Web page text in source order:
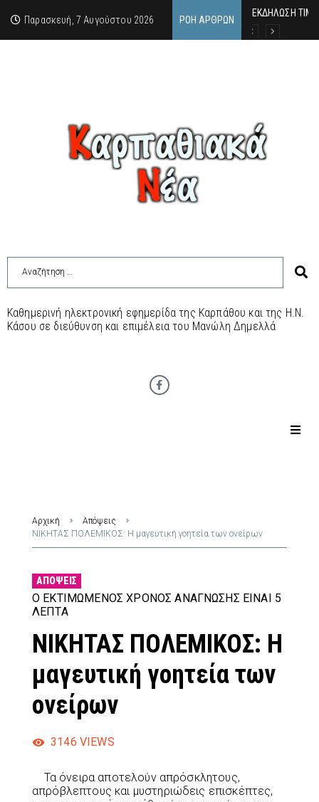
Παρασκευή, 7 Αυγούστου 2026 ΡΟΉ ΆΡΘΡΩΝ
ΕΚΔΗΛΩΣΗ
Κάθε
Οι δύο όψεις
Καθημερινή ηλεκτρονική εφημερίδα της Καρπάθου και της Η.Ν.
Κάσου σε διεύθυνση και επιμέλεια του Μανώλη Δημελλά
Αρχική
Απόψεις
ΝΙΚΗΤΑΣ ΠΟΛΕΜΙΚΟΣ: Η μαγευτική γοητεία των ονείρων
ΑΠΌΨΕΙΣ
Ο ΕΚΤΙΜΏΜΕΝΟΣ ΧΡΌΝΟΣ ΑΝΆΓΝΩΣΗΣ ΕΊΝΑΙ 5
ΛΕΠΤΆ
ΝΙΚΗΤΑΣ ΠΟΛΕΜΙΚΟΣ: Η
μαγευτική γοητεία των
ονείρων
3146 VIEWS
Τα όνειρα αποτελούν απρόσκλητους,
απρόβλεπτους και μυστηριώδεις επισκέπτες,